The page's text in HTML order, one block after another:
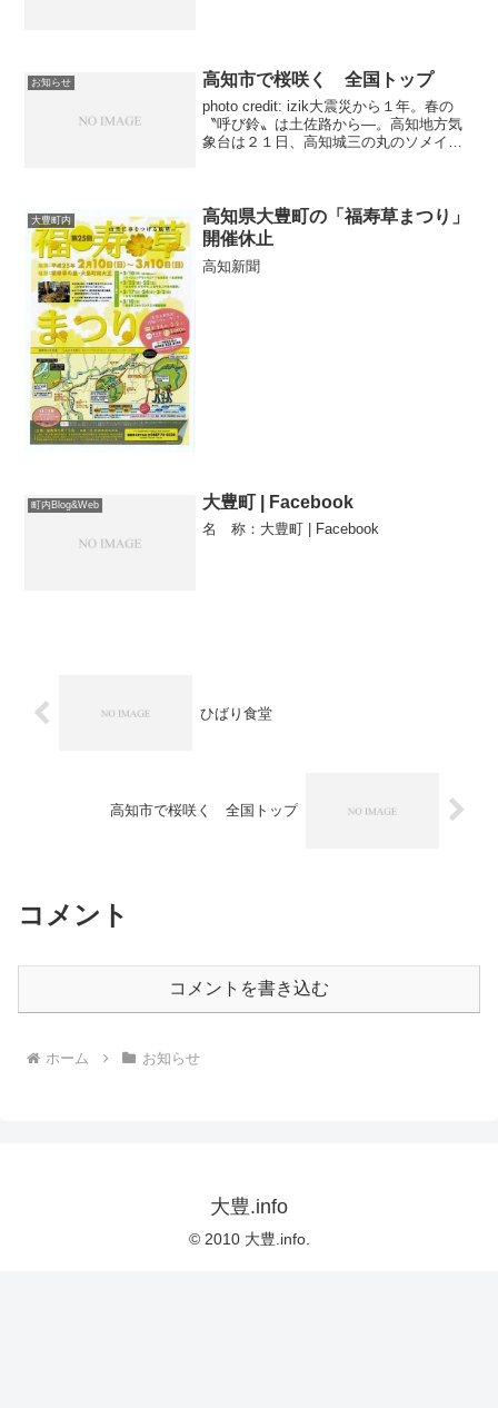
お知らせ 高知市で桜咲く 全国トップ
photo credit: izik大震災から１年。春の
〝呼び鈴〟は土佐路から―。高知地方気
象台は２１日、高知城三の丸のソメイヨ
大豊町内
高知県大豊町の「福寿草まつり」
開催休止
高知新聞
町内Blog&Web 大豊町 | Facebook
名 称：大豊町 | Facebook
ひばり食堂
高知市で桜咲く 全国トップ
コメント
コメントを書き込む
ホーム お知らせ
大豊.info
© 2010 大豊.info.